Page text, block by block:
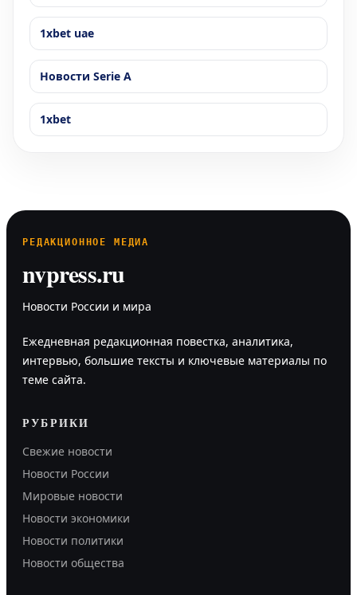
1xbet uae
Новости Serie A
1xbet
РЕДАКЦИОННОЕ МЕДИА
nvpress.ru
Новости России и мира
Ежедневная редакционная повестка, аналитика,
интервью, большие тексты и ключевые материалы по
теме сайта.
РУБРИКИ
Свежие новости
Новости России
Мировые новости
Новости экономики
Новости политики
Новости общества